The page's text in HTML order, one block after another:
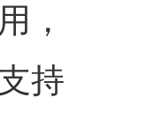
，
持